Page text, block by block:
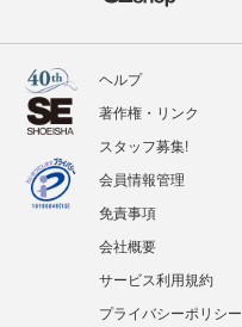
ヘルプ
著作権・リンク
スタッフ募集!
会員情報管理
免責事項
会社概要
サービス利用規約
プライバシーポリシー